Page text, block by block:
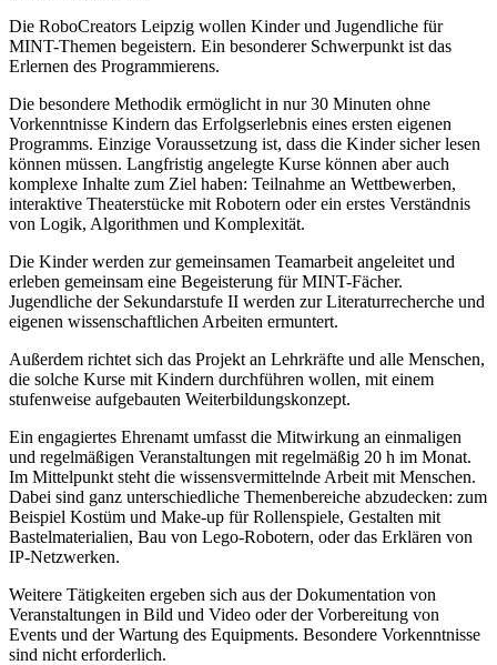
Die RoboCreators Leipzig wollen Kinder und Jugendliche für
MINT-Themen begeistern. Ein besonderer Schwerpunkt ist das
Erlernen des Programmierens.
Die besondere Methodik ermöglicht in nur 30 Minuten ohne
Vorkenntnisse Kindern das Erfolgserlebnis eines ersten eigenen
Programms. Einzige Voraussetzung ist, dass die Kinder sicher lesen
können müssen. Langfristig angelegte Kurse können aber auch
komplexe Inhalte zum Ziel haben: Teilnahme an Wettbewerben,
interaktive Theaterstücke mit Robotern oder ein erstes Verständnis
von Logik, Algorithmen und Komplexität.
Die Kinder werden zur gemeinsamen Teamarbeit angeleitet und
erleben gemeinsam eine Begeisterung für MINT-Fächer.
Jugendliche der Sekundarstufe II werden zur Literaturrecherche und
eigenen wissenschaftlichen Arbeiten ermuntert.
Außerdem richtet sich das Projekt an Lehrkräfte und alle Menschen,
die solche Kurse mit Kindern durchführen wollen, mit einem
stufenweise aufgebauten Weiterbildungskonzept.
Ein engagiertes Ehrenamt umfasst die Mitwirkung an einmaligen
und regelmäßigen Veranstaltungen mit regelmäßig 20 h im Monat.
Im Mittelpunkt steht die wissensvermittelnde Arbeit mit Menschen.
Dabei sind ganz unterschiedliche Themenbereiche abzudecken: zum
Beispiel Kostüm und Make-up für Rollenspiele, Gestalten mit
Bastelmaterialien, Bau von Lego-Robotern, oder das Erklären von
IP-Netzwerken.
Weitere Tätigkeiten ergeben sich aus der Dokumentation von
Veranstaltungen in Bild und Video oder der Vorbereitung von
Events und der Wartung des Equipments. Besondere Vorkenntnisse
sind nicht erforderlich.